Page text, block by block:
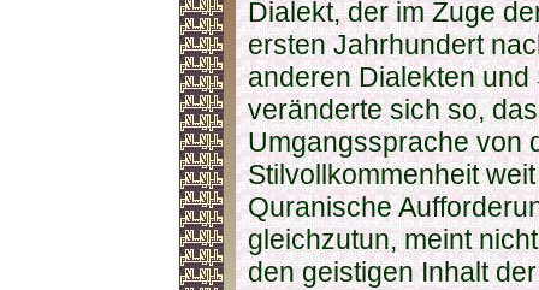
Dialekt, der im Zuge
ersten Jahrhundert
anderen Dialekten
veränderte sich so,
Umgangssprache von
Stilvollkommenheit
Quranische
gleichzutun, meint
den geistigen Inhalt